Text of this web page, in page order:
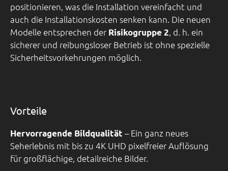
positionieren, was die Installation vereinfacht und
auch die Installationskosten senken kann. Die neuen
Modelle entsprechen der Risikogruppe 2, d. h. ein
sicherer und reibungsloser Betrieb ist ohne spezielle
Sicherheitsvorkehrungen möglich.
Vorteile
Hervorragende Bildqualität – Ein ganz neues
Seherlebnis mit bis zu 4K UHD pixelfreier Auflösung
für großflächige, detailreiche Bilder.